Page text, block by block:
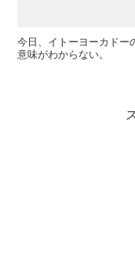
今日、イトーヨーカド
意味がわからない。